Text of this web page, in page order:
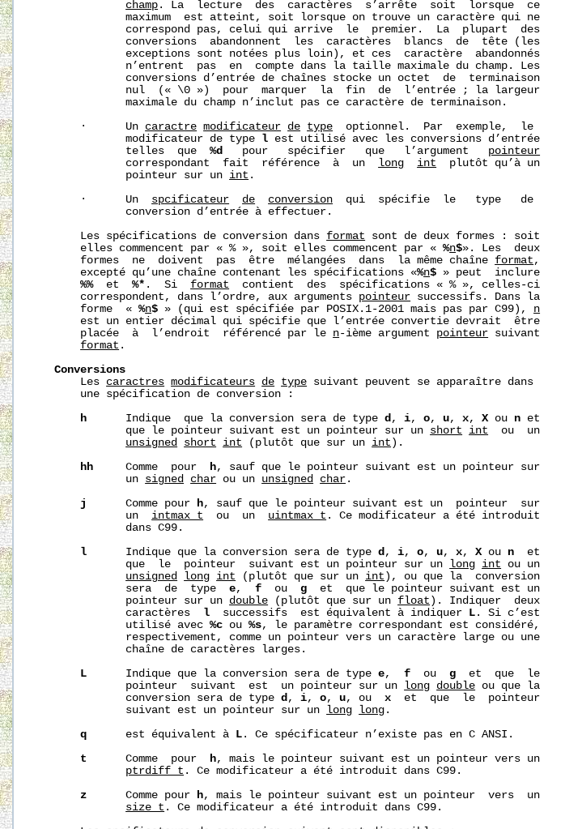
champ . La  lecture  des  caractères  s’arrête  soit  lorsque  ce
              maximum  est atteint, soit lorsque on trouve un caractère qui ne
              correspond pas, celui qui arrive  le  premier.  La  plupart  des
              conversions  abandonnent  les  caractères  blancs  de  tête (les
              exceptions sont notées plus loin), et ces  caractère  abandonnés
              n’entrent  pas  en  compte dans la taille maximale du champ. Les
              conversions d’entrée de chaînes stocke un octet  de  terminaison
              nul  (« \0 »)  pour  marquer  la  fin  de  l’entrée ; la largeur
              maximale du champ n’inclut pas ce caractère de terminaison.
       ·      Un
caractre modificateur de type
  optionnel.  Par  exemple,  le
              modificateur de type
l est utilisé avec les conversions d’entrée
              telles  que
%d
   pour   spécifier   que   l’argument
pointeur
              correspondant  fait  référence  à  un
long int
  plutôt qu’à un
              pointeur sur un
int .
       ·      Un
spcificateur de conversion
  qui  spécifie  le   type   de
              conversion d’entrée à effectuer.
       Les spécifications de conversion dans
format sont de deux formes : soit
       elles commencent par « % », soit elles commencent par «
%n$». Les  deux
       formes  ne  doivent  pas  être  mélangées  dans  la même chaîne
format ,
       excepté qu’une chaîne contenant les spécifications «
%n$ » peut  inclure
%%
  et
%* .  Si format
  contient  des  spécifications « % », celles-ci
       correspondent, dans l’ordre, aux arguments
pointeur successifs. Dans la
       forme  «
%n$ » (qui est spécifiée par POSIX.1-2001 mais pas par C99), n
       est un entier décimal qui spécifie que l’entrée convertie devrait  être
       placée  à  l’endroit  référencé par le
n-ième argument pointeur suivant
format .
Conversions
       Les
caractres modificateurs de type suivant peuvent se apparaître dans
       une spécification de conversion :
h
      Indique  que la conversion sera de type
d , i, o, u, x, X ou n et
              que le pointeur suivant est un pointeur sur un
short int
  ou  un
unsigned
short int (plutôt que sur un int ).
hh
     Comme  pour
h, sauf que le pointeur suivant est un pointeur sur
              un
signed char ou un unsigned char .
j
      Comme pour
h, sauf que le pointeur suivant est un  pointeur  sur
              un
intmax_t
  ou  un
uintmax_t . Ce modificateur a été introduit
              dans C99.
l
      Indique que la conversion sera de type
d , i, o, u, x, X ou n
  et
              que  le  pointeur  suivant est un pointeur sur un
long int ou un
unsigned
long int (plutôt que sur un int ), ou que la  conversion
              sera  de  type
e, f
  ou
g
  et  que le pointeur suivant est un
              pointeur sur un
double (plutôt que sur un float ). Indiquer  deux
              caractères
l
  successifs  est équivalent à indiquer
L . Si c’est
              utilisé avec
%c ou %s, le paramètre correspondant est considéré,
              respectivement, comme un pointeur vers un caractère large ou une
              chaîne de caractères larges.
L
      Indique que la conversion sera de type
e, f
  ou
g
  et  que  le
              pointeur  suivant  est  un pointeur sur un
long double ou que la
              conversion sera de type
d , i, o, u, ou x
  et  que  le  pointeur
              suivant est un pointeur sur un
long long .
q
      est équivalent à
L . Ce spécificateur n’existe pas en C ANSI.
t
      Comme  pour
h, mais le pointeur suivant est un pointeur vers un
ptrdiff_t . Ce modificateur a été introduit dans C99.
z
      Comme pour
h, mais le pointeur suivant est un pointeur  vers  un
size_t . Ce modificateur a été introduit dans C99.